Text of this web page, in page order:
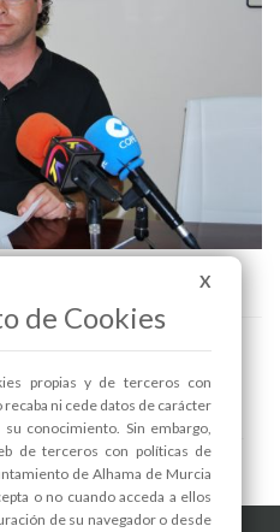
en Facebook X
de Cookies
propias y de terceros con
ni cede datos de carácter
conocimiento. Sin embargo,
de terceros con políticas de
de Alhama de Murcia
o no cuando acceda a ellos
de su navegador o desde